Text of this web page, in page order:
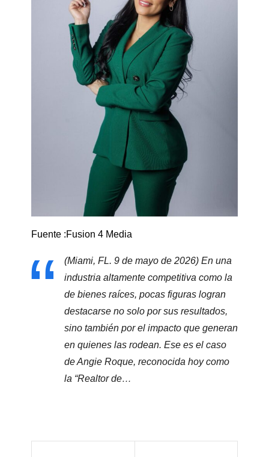
Fuente :Fusion 4 Media
(Miami, FL. 9 de mayo de 2026) En una
industria altamente competitiva como la
de bienes raíces, pocas figuras logran
destacarse no solo por sus resultados,
sino también por el impacto que generan
en quienes las rodean. Ese es el caso
de Angie Roque, reconocida hoy como
la “Realtor de…